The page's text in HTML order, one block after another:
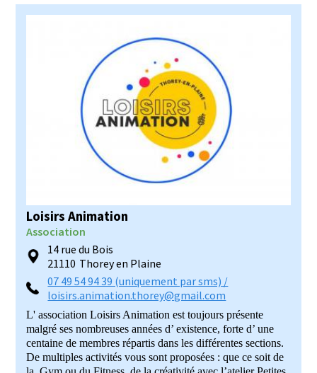
Loisirs Animation
Association
14 rue du Bois
21110 Thorey en Plaine
07 49 54 94 39 (uniquement par sms) /
loisirs.animation.thorey@gmail.com
L' association Loisirs Animation est toujours présente
malgré ses nombreuses années d’ existence, forte d’ une
centaine de membres répartis dans les différentes sections.
De multiples activités vous sont proposées : que ce soit de